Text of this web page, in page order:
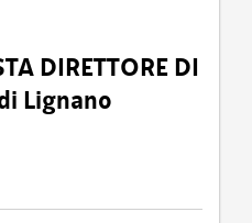
DIRETTORE DI
Lignano